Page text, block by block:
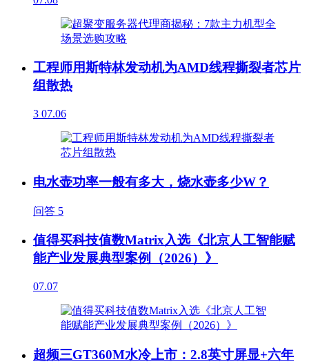
工程师用斯特林发动机为AMD线程撕裂者芯片
组散热
3 07.06
电水壶功率一般有多大，烧水壶多少W？
问答 5
值得买科技值数Matrix入选《北京人工智能赋
能产业发展典型案例（2026）》
07.07
超频三GT360M水冷上市：2.8英寸屏显+六年